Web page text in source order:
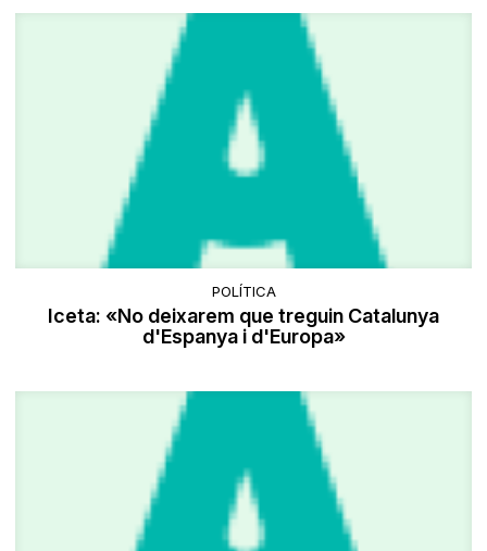
POLÍTICA
Iceta: «No deixarem que treguin Catalunya
d'Espanya i d'Europa»